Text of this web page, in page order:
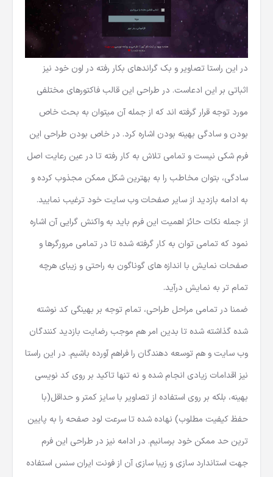
در این راستا تصاویر و بک گراند‌های بکار رفته در اون خود نیز
اثباتی بر این ادعاست. در طراحی این قالب فاکتورهای مختلفی
مورد توجه قرار گرفته اند که از جمله آن میتوان به بحث خاص
بودن و سادگی بهینه بودن اشاره کرد. در خاص بودن طراحی این
فرم شکی نیست و تمامی تلاش به کار رفته تا در عین رعایت اصل
سادگی، بتوان مخاطب را به بهترین شکل ممکن مجذوب کرده و
به ادامه بازدید از سایر صفحات وب سایت خود ترغیب نمایید.
از جمله نکات حائز اهمیت این فرم باید به واکنش گرایی آن اشاره
نمود که تمامی توان به کار گرفته شده تا در تمامی مرورگرها و
صفحات نمایش با اندازه ‌های گوناگون به راحتی و زیبای هرچه
تمام تر به نمایش درآید.
ضمنا در تمامی مراحل طراحی، تمام توجه بر بهینگی کد نوشته
شده گذاشته شده تا بدین امر هم موجب رضایت بازدید کنندگان
وب سایت و هم توسعه دهندگان را فراهم آورده باشیم. در این راستا
نیز اقدامات زیادی انجام شده و نه تنها تاکید بر روی کد نویسی
بهینه، بلکه بر روی استفاده از تصاویر با سایز کمتر و حداقل(با
حفظ کیفیت مطلوب) نهاده شده تا سرعت لود صفحه را به پایین
ترین حد ممکن خود برسانیم. در ادامه نیز در طراحی این فرم
جهت استاندارد سازی و زیبا سازی آن از فونت ایران سنس استفاده